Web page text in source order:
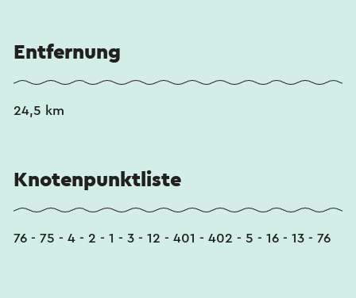
Entfernung
24,5 km
Knotenpunktliste
76 - 75 - 4 - 2 - 1 - 3 - 12 - 401 - 402 - 5 - 16 - 13 - 76